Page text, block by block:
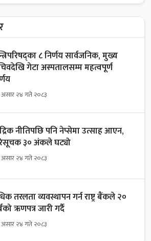
८ निर्णय सार्वजनिक, मुख्य
गेटा अस्पतालसम्म महत्वपूर्ण
असार २४ गते २०८३
नीतिपछि पनि नेप्सेमा उत्साह आएन,
३० अंकले घट्यो
असार २४ गते २०८३
तरलता व्यवस्थापन गर्न राष्ट्र बैंकले २०
ऋणपत्र जारी गर्दै
असार २४ गते २०८३